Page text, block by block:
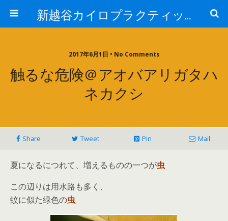
新越谷カイロプラクティック院 院長ブログPart 2
2017年6月1日 • No Comments
触るな危険＠アオバアリガタハ
ネカクシ
Share Tweet Pin Mail
夏になるにつれて、増えるものの一つが虫
この辺りは用水路も多く、
蚊に似た緑色の虫